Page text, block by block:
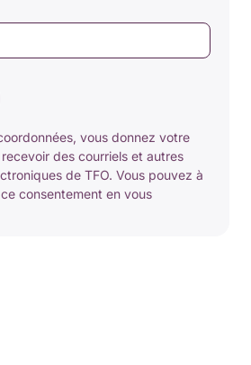
vous donnez votre
des courriels et autres
de TFO. Vous pouvez à
consentement en vous